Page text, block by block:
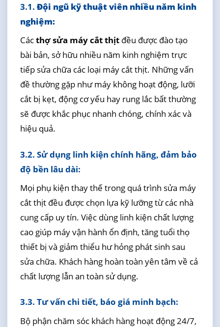
3.1. Đội ngũ kỹ thuật viên nhiều năm kinh
nghiệm:
Cácthợ sửa máy cắt thịtđều được đào tạo
bài bản, sở hữu nhiều năm kinh nghiệm trực
tiếp sửa chữa các loại máy cắt thịt. Những vấn
đề thường gặp như máy không hoạt động, lưỡi
cắt bị kẹt, động cơ yếu hay rung lắc bất thường
sẽ được khắc phục nhanh chóng, chính xác và
hiệu quả.
3.2. Sử dụng linh kiện chính hãng, đảm bảo
độ bền lâu dài:
Mọi phụ kiện thay thế trong quá trình sửa máy
cắt thịt đều được chọn lựa kỹ lưỡng từ các nhà
cung cấp uy tín. Việc dùng linh kiện chất lượng
cao giúp máy vận hành ổn định, tăng tuổi thọ
thiết bị và giảm thiểu hư hỏng phát sinh sau
sửa chữa. Khách hàng hoàn toàn yên tâm về cả
chất lượng lẫn an toàn sử dụng.
3.3. Tư vấn chi tiết, báo giá minh bạch:
Bộ phận chăm sóc khách hàng hoạt động 24/7,